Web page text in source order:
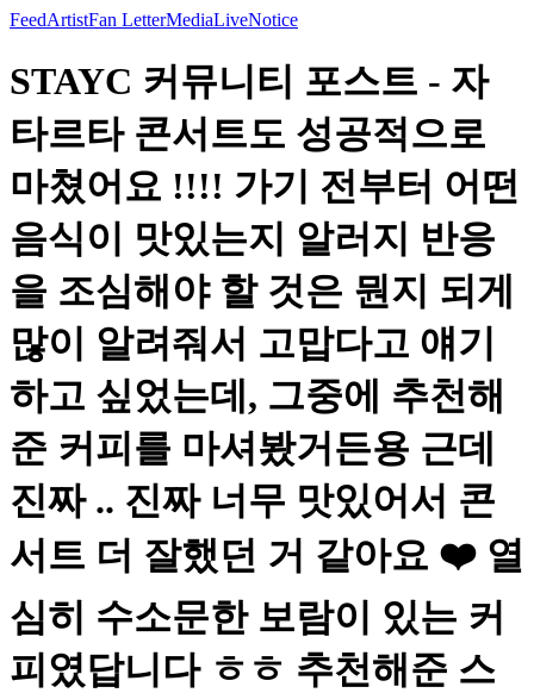
FeedArtistFan LetterMediaLiveNotice
STAYC 커뮤니티 포스트 - 자
타르타 콘서트도 성공적으로
마쳤어요 !!!! 가기 전부터 어떤
음식이 맛있는지 알러지 반응
을 조심해야 할 것은 뭔지 되게
많이 알려줘서 고맙다고 얘기
하고 싶었는데, 그중에 추천해
준 커피를 마셔봤거든용 근데
진짜 .. 진짜 너무 맛있어서 콘
서트 더 잘했던 거 같아요 ❤️ 열
심히 수소문한 보람이 있는 커
피였답니다 ㅎㅎ 추천해준 스